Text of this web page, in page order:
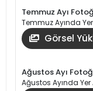
Temmuz Ayı
Temmuz Ayında
Görsel
Ağustos Ayı
Ağustos Ayında